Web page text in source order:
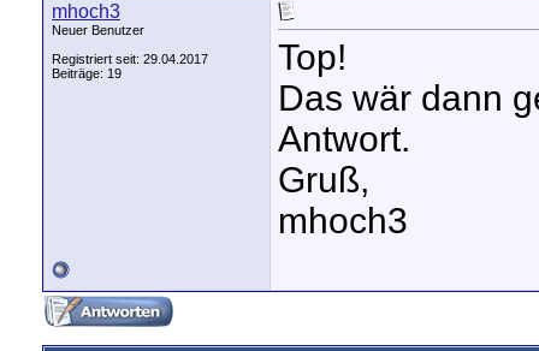
mhoch3
Neuer Benutzer
Registriert seit: 29.04.2017
Beiträge: 19
Top!
Das wär dann
Antwort.
Gruß,
mhoch3